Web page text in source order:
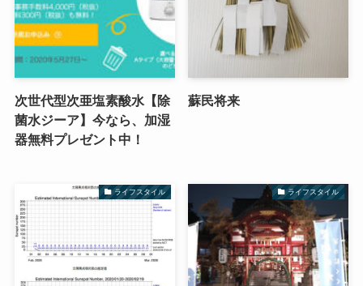
次世代型次亜塩素酸水【除
菌水ジーア】今なら、加湿
器無料プレゼント中！
蘇民将来
ライフスタイル ライフスタイル